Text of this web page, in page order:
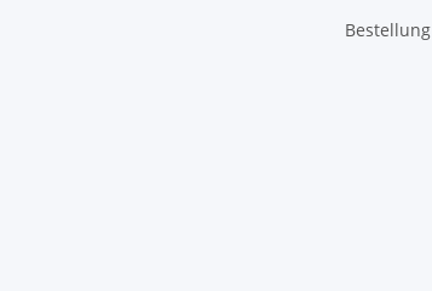
Bestellung